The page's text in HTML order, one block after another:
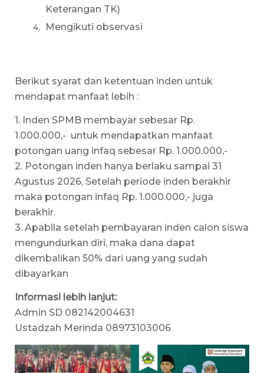
Keterangan TK)
Mengikuti observasi
Berikut syarat dan ketentuan inden untuk
mendapat manfaat lebih :
1. Inden SPMB membayar sebesar Rp.
1.000.000,- untuk mendapatkan manfaat
potongan uang infaq sebesar Rp. 1.000.000,-
2. Potongan inden hanya berlaku sampai 31
Agustus 2026, Setelah periode inden berakhir
maka potongan infaq Rp. 1.000.000,- juga
berakhir.
3. Apabila setelah pembayaran inden calon siswa
mengundurkan diri, maka dana dapat
dikembalikan 50% dari uang yang sudah
dibayarkan
Informasi lebih lanjut:
Admin SD 082142004631
Ustadzah Merinda 08973103006